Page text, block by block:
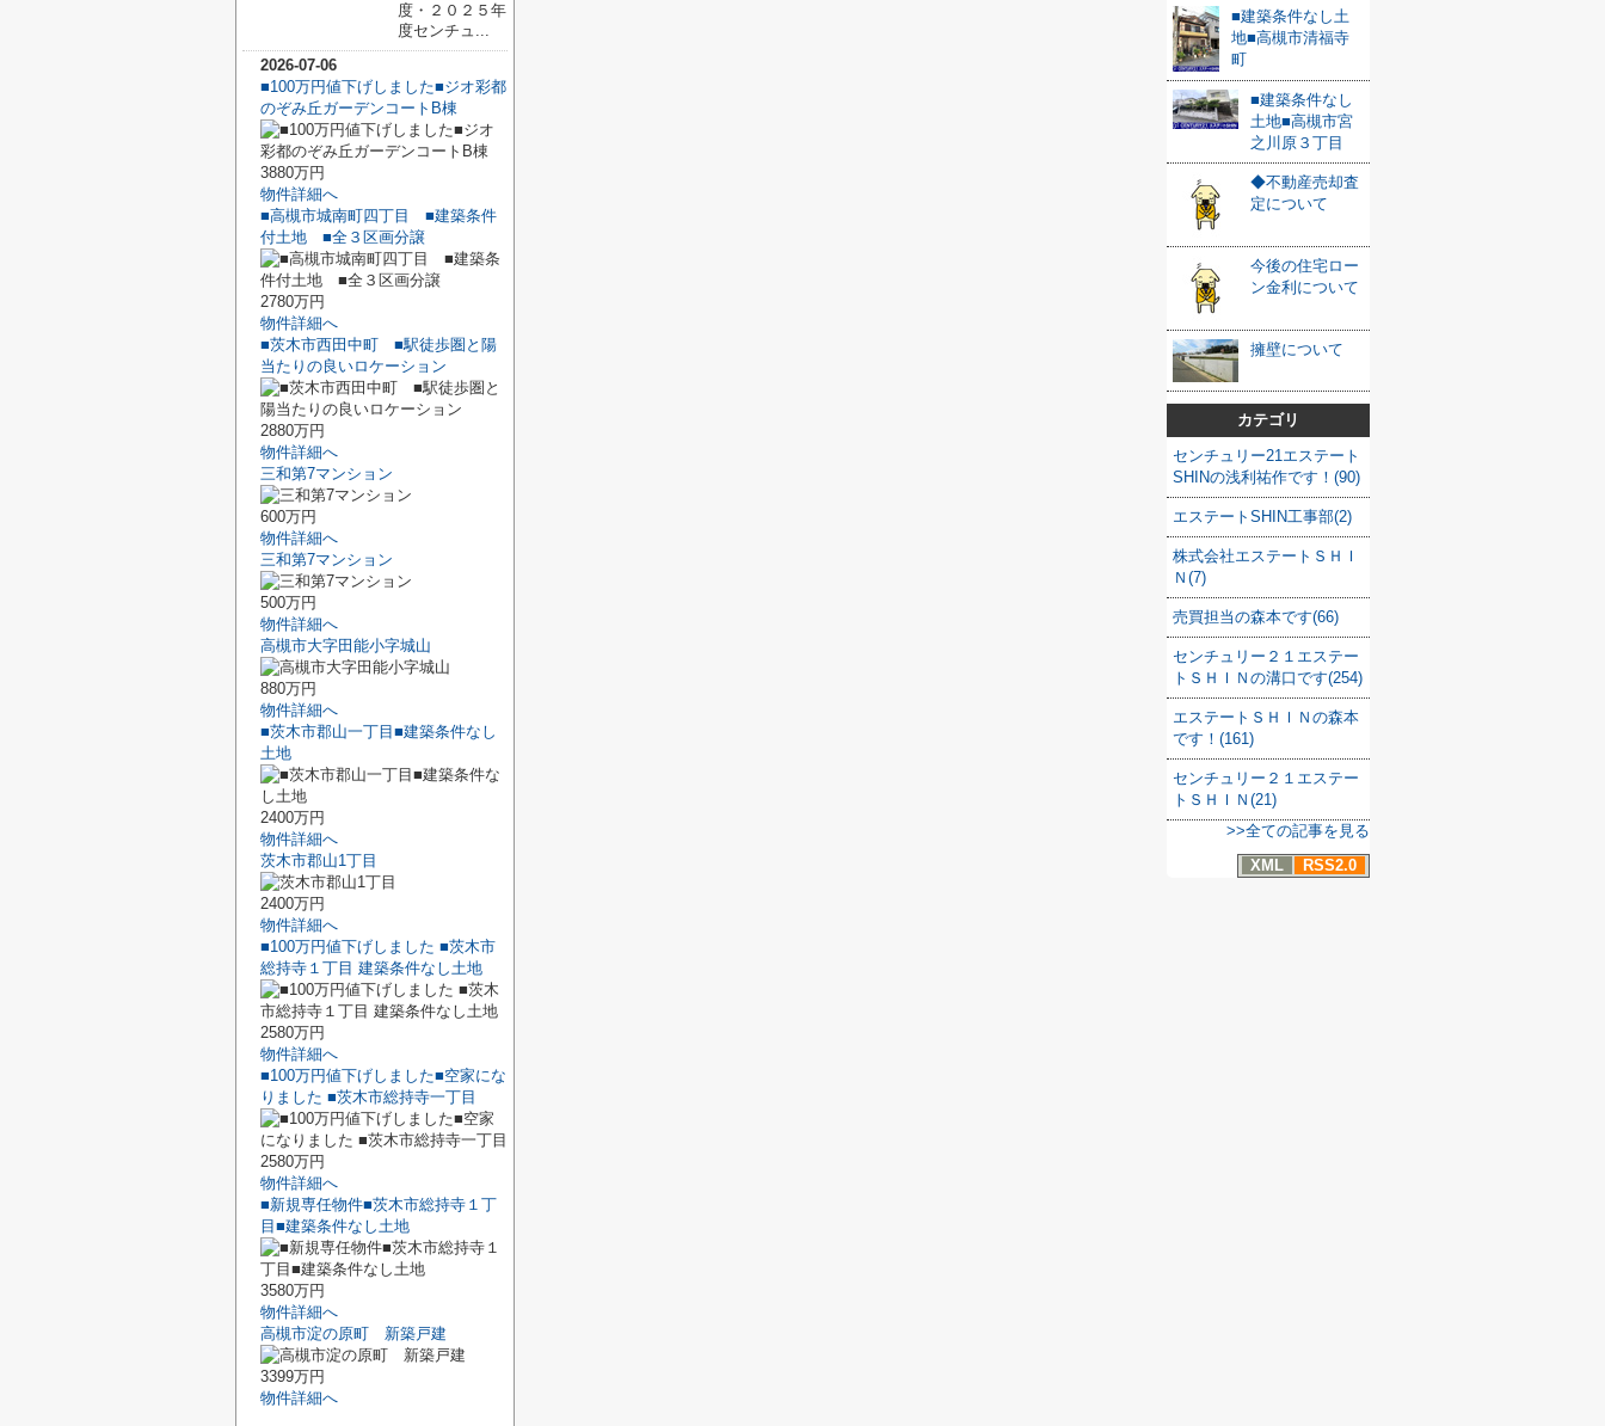
■建築条件なし土
地■高槻市清福寺
町
■建築条件なし
土地■高槻市宮
之川原３丁目
◆不動産売却査
定について
今後の住宅ロー
ン金利について
擁壁について
カテゴリ
センチュリー21エステート
SHINの浅利祐作です！(90)
エステートSHIN工事部(2)
株式会社エステートＳＨＩ
Ｎ(7)
売買担当の森本です(66)
センチュリー２１エステー
トＳＨＩＮの溝口です(254)
エステートＳＨＩＮの森本
です！(161)
センチュリー２１エステー
トＳＨＩＮ(21)
>>全ての記事を見る
XML
RSS2.0
度・２０２５年
度センチュ...
2026-07-06
■100万円値下げしました■ジオ彩都
のぞみ丘ガーデンコートB棟
3880万円
物件詳細へ
■高槻市城南町四丁目 ■建築条件
付土地 ■全３区画分譲
2780万円
物件詳細へ
■茨木市西田中町 ■駅徒歩圏と陽
当たりの良いロケーション
2880万円
物件詳細へ
三和第7マンション
600万円
物件詳細へ
三和第7マンション
500万円
物件詳細へ
高槻市大字田能小字城山
880万円
物件詳細へ
■茨木市郡山一丁目■建築条件なし
土地
2400万円
物件詳細へ
茨木市郡山1丁目
2400万円
物件詳細へ
■100万円値下げしました ■茨木市
総持寺１丁目 建築条件なし土地
2580万円
物件詳細へ
■100万円値下げしました■空家にな
りました ■茨木市総持寺一丁目
2580万円
物件詳細へ
■新規専任物件■茨木市総持寺１丁
目■建築条件なし土地
3580万円
物件詳細へ
高槻市淀の原町 新築戸建
3399万円
物件詳細へ